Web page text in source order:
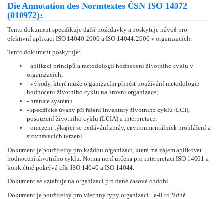
Die Annotation des Normtextes ČSN ISO 14072
(010972):
Tento dokument specifikuje další požadavky a poskytuje návod pro
efektivní aplikaci ISO 14040:2006 a ISO 14044:2006 v organizacích.
Tento dokument poskytuje:
- aplikaci principů a metodologii hodnocení životního cyklu v
organizacích;
- výhody, které může organizacím přinést používání metodologie
hodnocení životního cyklu na úrovni organizace;
- hranice systému
- specifické úvahy při řešení inventury životního cyklu (LCI),
posouzení životního cyklu (LCIA) a interpretace;
- omezení týkající se podávání zpráv, environmentálních prohlášení a
srovnávacích tvrzení.
Dokument je použitelný pro každou organizaci, která má zájem aplikovat
hodnocení životního cyklu. Norma není určena pro interpretaci ISO 14001 a
konkrétně pokrývá cíle ISO 14040 a ISO 14044.
Dokument se vztahuje na organizaci pro dané časové období.
Dokument je použitelný pro všechny typy organizací. Je-li to řádně